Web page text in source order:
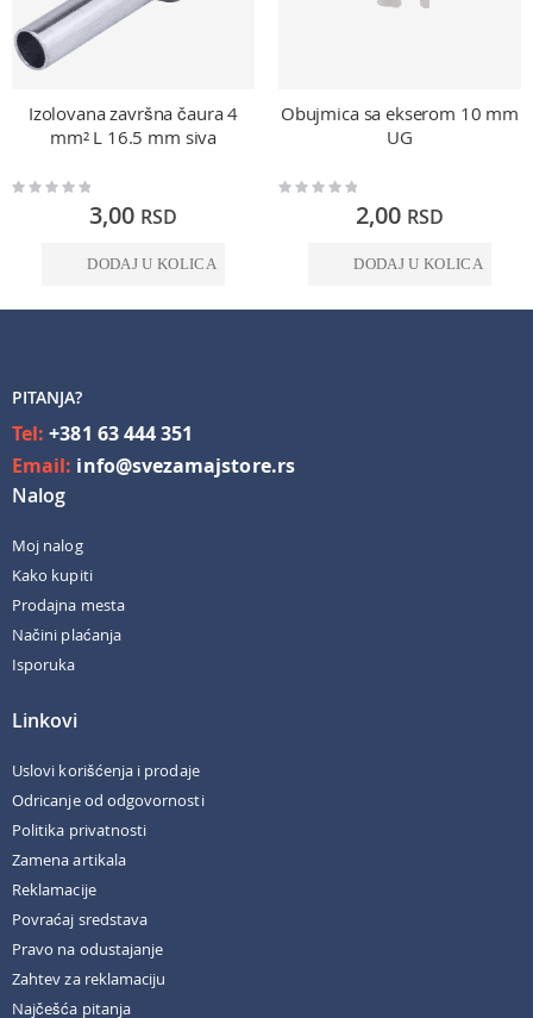
Izolovana završna čaura 4
mm² L 16.5 mm siva
Rating:
3,00 RSD
DODAJ U KOLICA
Obujmica sa ekserom 10 mm
UG
Rating:
2,00 RSD
DODAJ U KOLICA
PITANJA?
Tel:+381 63 444 351
Email: info@svezamajstore.rs
Nalog
Moj nalog
Kako kupiti
Prodajna mesta
Načini plaćanja
Isporuka
Linkovi
Uslovi korišćenja i prodaje
Odricanje od odgovornosti
Politika privatnosti
Zamena artikala
Reklamacije
Povraćaj sredstava
Pravo na odustajanje
Zahtev za reklamaciju
Najčešća pitanja